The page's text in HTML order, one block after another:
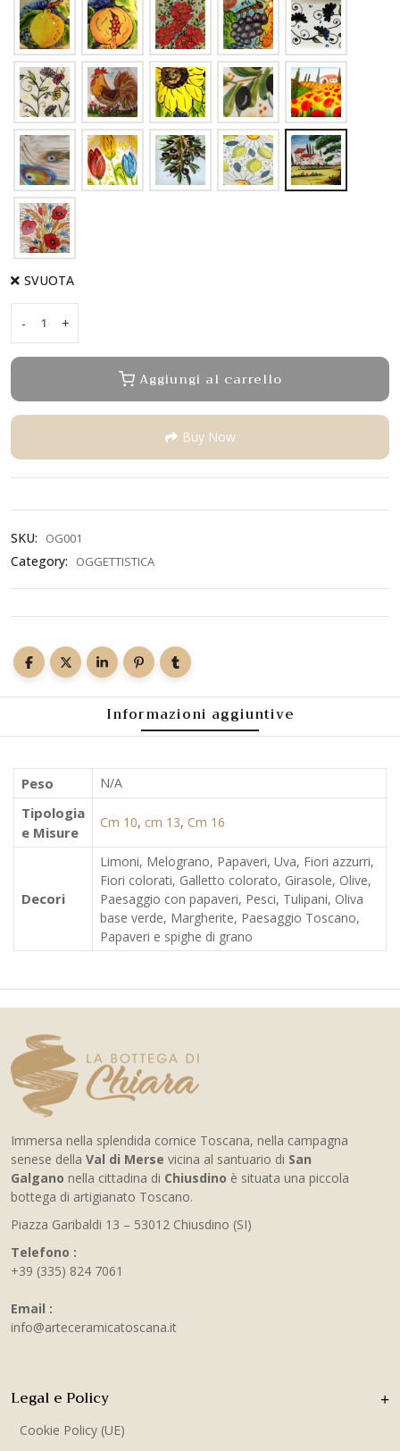
SVUOTA
-
Acquasantiera
quantity
+
Aggiungi al carrello
Buy Now
SKU: OG001
Category: OGGETTISTICA
Informazioni aggiuntive
Peso N/A
Tipologia
e Misure
Cm 10, cm 13, Cm 16
Decori
Limoni, Melograno, Papaveri, Uva, Fiori azzurri,
Fiori colorati, Galletto colorato, Girasole, Olive,
Paesaggio con papaveri, Pesci, Tulipani, Oliva
base verde, Margherite, Paesaggio Toscano,
Papaveri e spighe di grano
Immersa nella splendida cornice Toscana, nella campagna
senese della Val di Merse vicina al santuario di San
Galgano nella cittadina di Chiusdino è situata una piccola
bottega di artigianato Toscano.
Piazza Garibaldi 13 – 53012 Chiusdino (SI)
Telefono :
+39 (335) 824 7061
Email :
info@arteceramicatoscana.it
Legal e Policy
Cookie Policy (UE)